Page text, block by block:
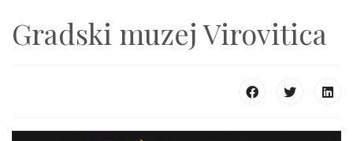
Gradski muzej Virovitica